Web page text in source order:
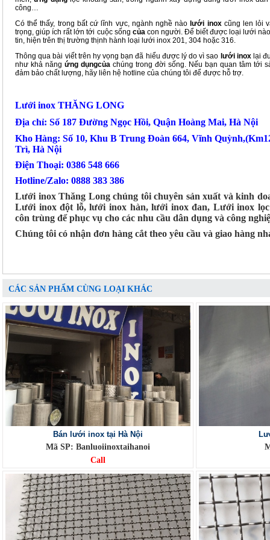
công…
Có thể thấy, trong bất cứ lĩnh vực, ngành nghề nào lưới inoxcũng len lỏi
trọng, giúp ích rất lớn tới cuộc sống củacon người. Để biết được loại lưới
tin, hiện trên thị trường thịnh hành loại lưới inox 201, 304 hoặc 316.
Thông qua bài viết trên hy vọng bạn đã hiểu được lý do vì sao lưới inox lại
như khả năng ứng dụngcủa chúng trong đời sống. Nếu bạn quan tâm tới
đảm bảo chất lượng, hãy liên hệ hotline của chúng tôi để được hỗ trợ.
Lưới inox THĂNG LONG
Địa chỉ: Số 187 Đường Ngọc Hồi, Quận Hoàng Mai, Hà Nội
Kho Hàng: Số 10, Khu B Trung Đoàn 664, Vĩnh
Trì, Hà Nội
Điện Thoại: 0386 548 666
Hotline/Zalo: 0888 383 386
Lưới inox Thăng Long chúng tôi chuyên sản xuất và kinh
Lưới inox đột lỗ, lưới inox hàn, lưới inox đan, Lưới inox
côn trùng để phục vụ cho các nhu cầu dân dụng và công
Chúng tôi có nhận đơn hàng cắt theo yêu cầu và giao hàng
CÁC SẢN PHẨM CÙNG LOẠI KHÁC
Bán lưới inox tại Hà Nội
Mã SP: Banluoiinoxtaihanoi
Call